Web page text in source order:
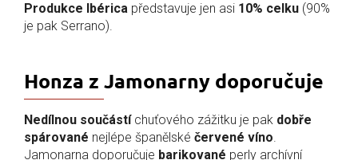
Produkce Ibérica představuje jen asi 10% celku (90%
je pak Serrano).
Honza z Jamonarny doporučuje
Nedílnou součástíchuťového zážitku je pak dobře
spárované nejlépe španělské červené víno.
Jamonarna doporučuje barikované perly archívní